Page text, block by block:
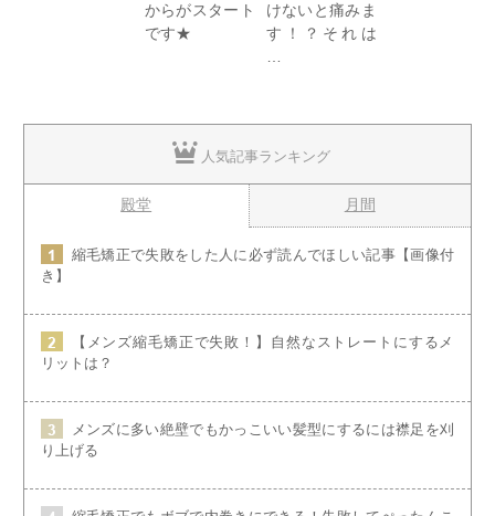
からがスタート
です★
けないと痛みま
す！？それは
…
人気記事ランキング
殿堂 月間
縮毛矯正で失敗をした人に必ず読んでほしい記事【画像付
き】
【メンズ縮毛矯正で失敗！】自然なストレートにするメ
リットは？
メンズに多い絶壁でもかっこいい髪型にするには襟足を刈
り上げる